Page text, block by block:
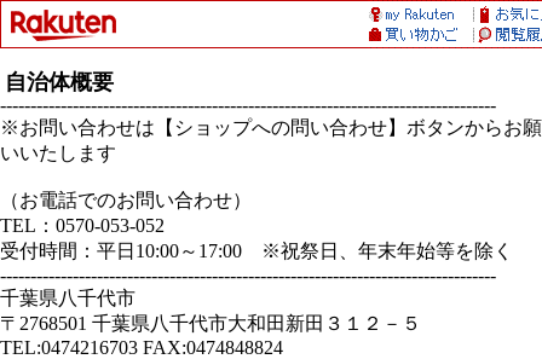
自治体概要
----------------------------------------------------------------------------------
※お問い合わせは【ショップへの問い合わせ】ボタンからお願
いいたします
（お電話でのお問い合わせ）
TEL：0570-053-052
受付時間：平日10:00～17:00 ※祝祭日、年末年始等を除く
----------------------------------------------------------------------------------
千葉県八千代市
〒2768501 千葉県八千代市大和田新田３１２－５
TEL:0474216703 FAX:0474848824